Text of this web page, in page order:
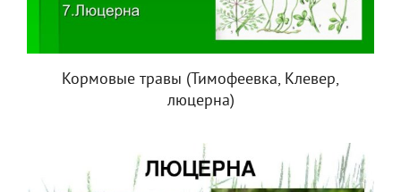
Кормовые травы (Тимофеевка, Клевер,
люцерна)